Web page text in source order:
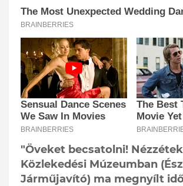
"Öveket becsatolni!
Közlekedési Múzeumban
Járműjavító) ma megnyílt